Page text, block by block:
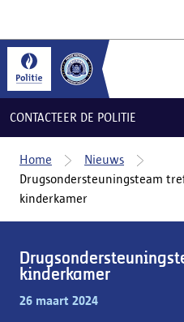
CONTACTEER DE POLITIE
Home
Nieuws
Drugsondersteuningsteam
kinderkamer
kinderkamer
26 maart 2024